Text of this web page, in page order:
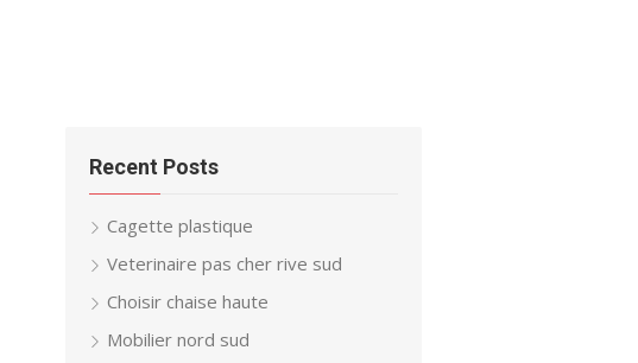
Recent Posts
Cagette plastique
Veterinaire pas cher rive sud
Choisir chaise haute
Mobilier nord sud